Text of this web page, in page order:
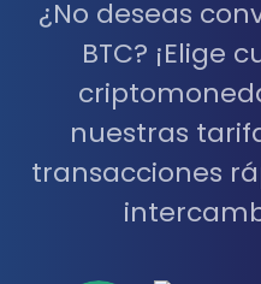
¿No deseas
BTC? ¡Elige
nuestras
transacciones